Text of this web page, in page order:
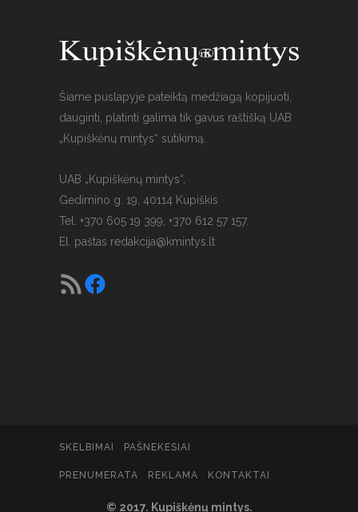
Šiame puslapyje pateiktą medžiagą kopijuoti,
dauginti, platinti galima tik gavus raštišką UAB
„Kupiškėnų mintys“ sutikimą.
UAB „Kupiškėnų mintys“,
Gedimino g. 19, 40114 Kupiškis
Tel. +370 605 19 399, +370 612 57 157.
El. paštas redakcija@kmintys.lt
SKELBIMAI PAŠNEKESIAI
© 2017. Kupiškėnų mintys.
PRENUMERATA REKLAMA KONTAKTAI